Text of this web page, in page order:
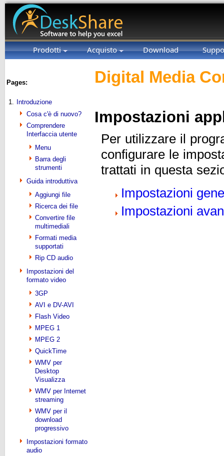
Prodotti Acquisto Download
Pages:
1.
Introduzione
Cosa c'è di nuovo?
Comprendere
Interfaccia utente
Menu
Barra degli
strumenti
Guida introduttiva
Aggiungi file
Ricerca dei file
Convertire file
multimediali
Formati media
supportati
Rip CD audio
Impostazioni del
formato video
3GP
AVI e DV-AVI
Flash Video
MPEG 1
MPEG 2
QuickTime
WMV per
Desktop
Visualizza
WMV per Internet
streaming
WMV per il
download
progressivo
Impostazioni formato
audio
Digital Media
Impostazioni
Per utilizzare il
configurare le
trattati in questa
Impostazioni
Impostazioni